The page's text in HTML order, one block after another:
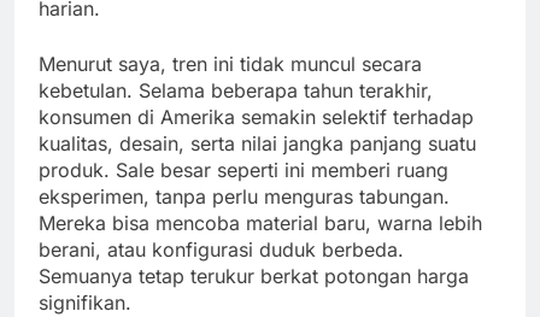
harian.
Menurut saya, tren ini tidak muncul secara
kebetulan. Selama beberapa tahun terakhir,
konsumen di Amerika semakin selektif terhadap
kualitas, desain, serta nilai jangka panjang suatu
produk. Sale besar seperti ini memberi ruang
eksperimen, tanpa perlu menguras tabungan.
Mereka bisa mencoba material baru, warna lebih
berani, atau konfigurasi duduk berbeda.
Semuanya tetap terukur berkat potongan harga
signifikan.